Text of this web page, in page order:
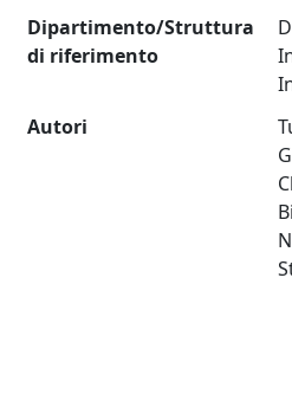
Dipartimento/Struttura
di riferimento
Autori